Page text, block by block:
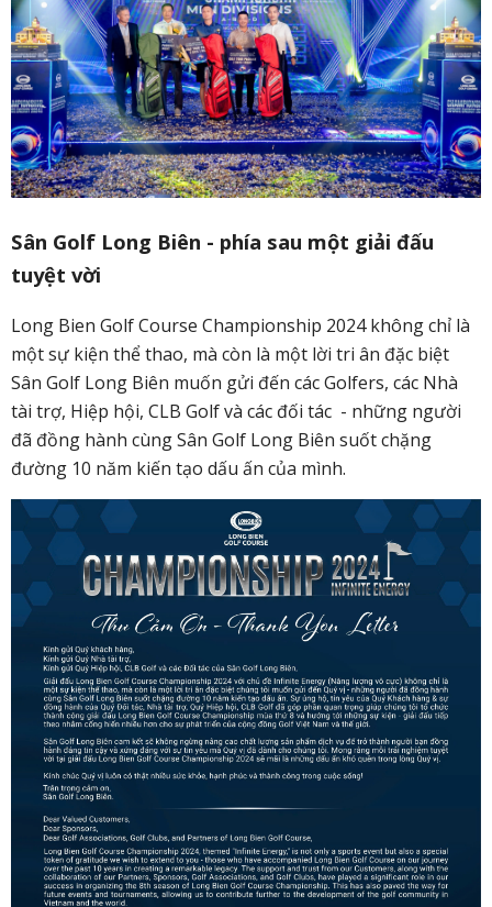
Sân Golf Long Biên - phía sau một giải đấu
tuyệt vời
Long Bien Golf Course Championship 2024 không chỉ là
một sự kiện thể thao, mà còn là một lời tri ân đặc biệt
Sân Golf Long Biên muốn gửi đến các Golfers, các Nhà
tài trợ, Hiệp hội, CLB Golf và các đối tác - những người
đã đồng hành cùng Sân Golf Long Biên suốt chặng
đường 10 năm kiến tạo dấu ấn của mình.